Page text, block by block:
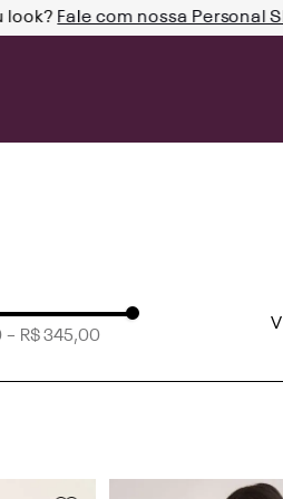
look? Fale com nossa Personal
– R$ 345,00